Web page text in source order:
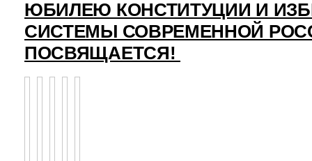
ЮБИЛЕЮ КОНСТИТУЦИИ И
СИСТЕМЫ СОВРЕМЕННОЙ
ПОСВЯЩАЕТСЯ!